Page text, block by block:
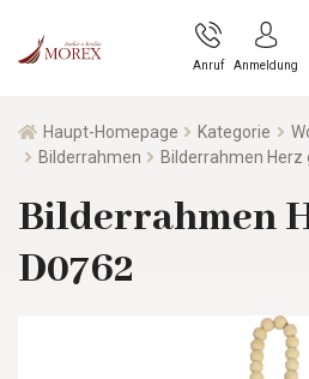
Anruf Anmeldung
Haupt-Homepage Kategorie
Bilderrahmen
Bilderrahmen Herz
Bilderrahmen
D0762